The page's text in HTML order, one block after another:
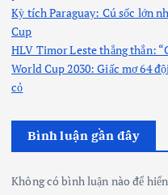
Kỳ tích Paraguay: Cú sốc lớn
Cup
HLV Timor Leste thẳng thắn:
World Cup 2030: Giấc mơ 64
cỏ
Bình luận gần đây
Không có bình luận nào để